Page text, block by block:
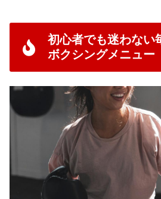
初心者でも迷わない
ボクシングメニュー